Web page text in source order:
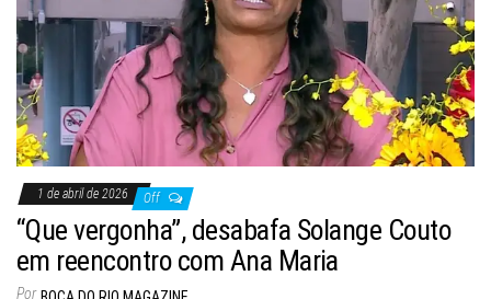
1 de abril de 2026 Off
“Que vergonha”, desabafa Solange Couto
em reencontro com Ana Maria
Por